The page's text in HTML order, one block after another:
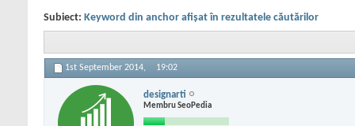
Subiect: Keyword din anchor afișat în rezultatele căutărilor
1st September 2014, 19:02
designarti
Membru SeoPedia